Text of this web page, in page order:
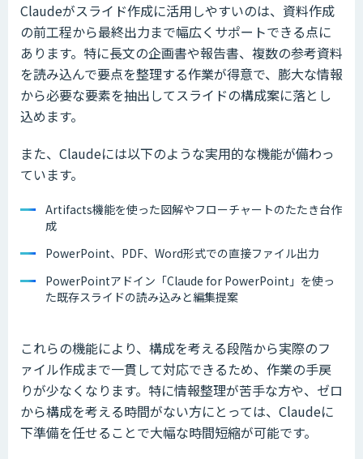
Claudeがスライド作成に活用しやすいのは、資料作成
の前工程から最終出力まで幅広くサポートできる点に
あります。特に長文の企画書や報告書、複数の参考資料
を読み込んで要点を整理する作業が得意で、膨大な情報
から必要な要素を抽出してスライドの構成案に落とし
込めます。
また、Claudeには以下のような実用的な機能が備わっ
ています。
Artifacts機能を使った図解やフローチャートのたたき台作
成
PowerPoint、PDF、Word形式での直接ファイル出力
PowerPointアドイン「Claude for PowerPoint」を使っ
た既存スライドの読み込みと編集提案
これらの機能により、構成を考える段階から実際のフ
ァイル作成まで一貫して対応できるため、作業の手戻
りが少なくなります。特に情報整理が苦手な方や、ゼロ
から構成を考える時間がない方にとっては、Claudeに
下準備を任せることで大幅な時間短縮が可能です。